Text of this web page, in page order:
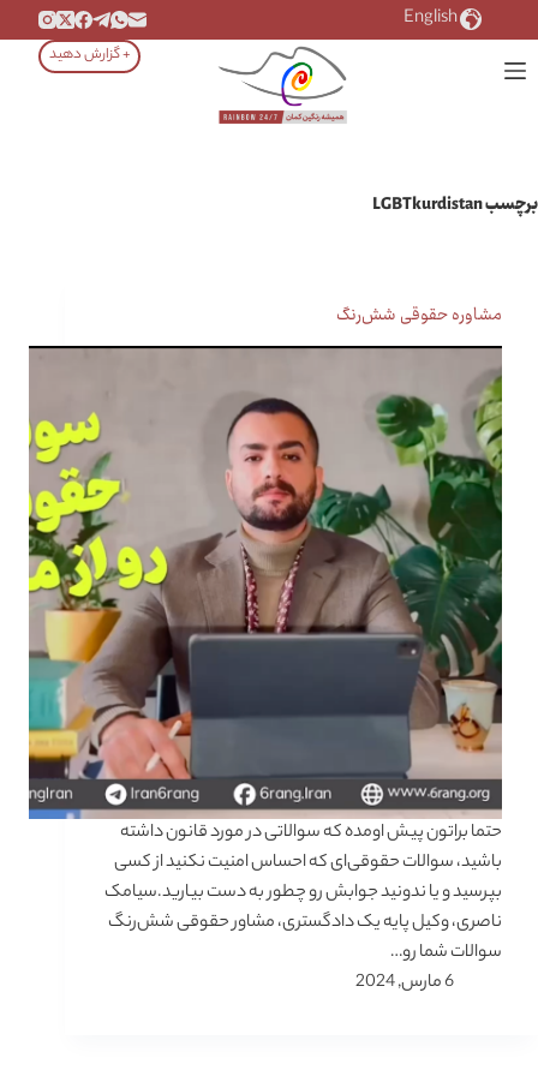
به
محتوا
English
+ گزارش دهید
برچسب
مشاوره حقوقی شش‌رنگ
حتما براتون پیش اومده که سوالاتی در مورد قانون داشته
باشید، سوالات حقوقی‌ای که احساس امنیت نکنید از کسی
بپرسید و یا ندونید جوابش رو چطور به دست بیارید.سیامک
ناصری، وکیل پایه یک دادگستری، مشاور حقوقی شش‌رنگ
سوالات شما رو…
6 مارس, 2024